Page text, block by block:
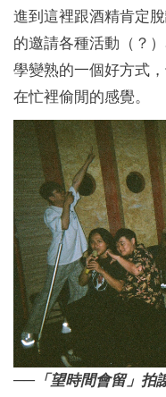
進到這裡跟酒精肯定
的邀請各種活動（？
學變熟的一個好方式
在忙裡偷閒的感覺。
──「望時間會留」拍